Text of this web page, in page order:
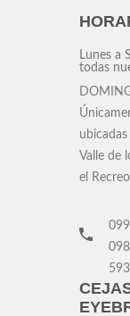
Lunes a
todas
Valle de
el